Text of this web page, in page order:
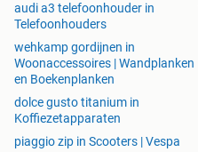
audi a3 telefoonhouder in
Telefoonhouders
wehkamp gordijnen in
Woonaccessoires | Wandplanken
en Boekenplanken
dolce gusto titanium in
Koffiezetapparaten
piaggio zip in Scooters | Vespa